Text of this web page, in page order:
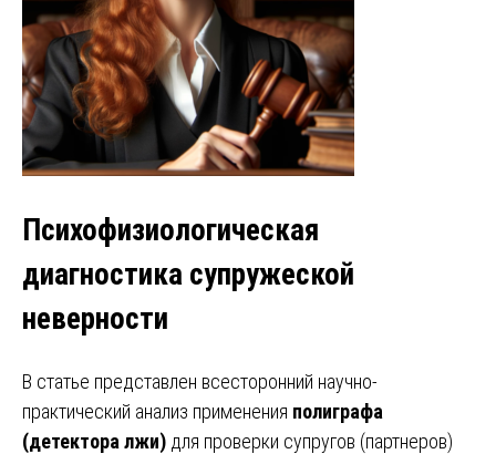
Психофизиологическая
диагностика супружеской
неверности
В статье представлен всесторонний научно-
практический анализ применения полиграфа
(детектора лжи) для проверки супругов (партнеров)